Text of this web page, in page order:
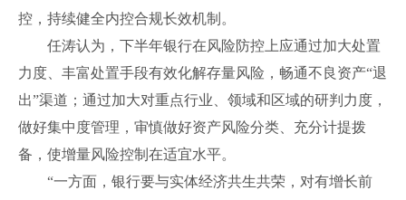
控，持续健全内控合规长效机制。
任涛认为，下半年银行在风险防控上应通过加大处置
力度、丰富处置手段有效化解存量风险，畅通不良资产“退
出”渠道；通过加大对重点行业、领域和区域的研判力度，
做好集中度管理，审慎做好资产风险分类、充分计提拨
备，使增量风险控制在适宜水平。
“一方面，银行要与实体经济共生共荣，对有增长前